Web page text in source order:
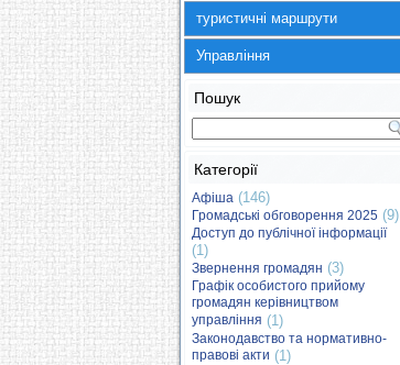
туристичні маршрути
Управління
Пошук
Категорії
Афіша (146)
Громадські обговорення 2025 (9)
Доступ до публічної інформації
(1)
Звернення громадян (3)
Графік особистого прийому
громадян керівництвом
управління (1)
Законодавство та нормативно-
правові акти (1)